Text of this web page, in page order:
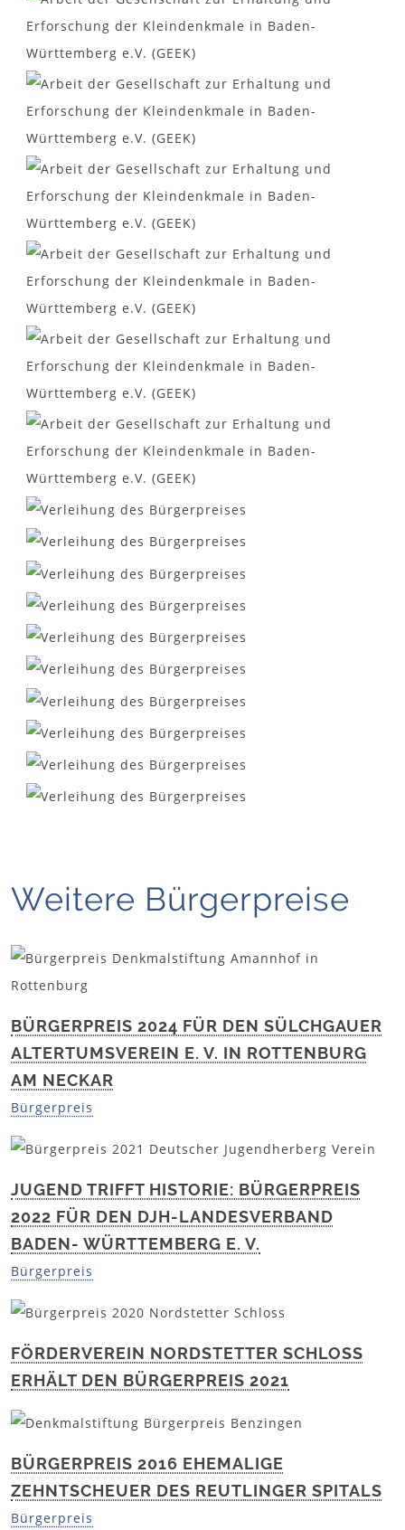
Weitere Bürgerpreise
BÜRGERPREIS 2024 FÜR DEN SÜLCHGAUER
ALTERTUMSVEREIN E. V. IN ROTTENBURG
AM NECKAR
Bürgerpreis
JUGEND TRIFFT HISTORIE: BÜRGERPREIS
2022 FÜR DEN DJH-LANDESVERBAND
BADEN- WÜRTTEMBERG E. V.
Bürgerpreis
FÖRDERVEREIN NORDSTETTER SCHLOSS
ERHÄLT DEN BÜRGERPREIS 2021
BÜRGERPREIS 2016 EHEMALIGE
ZEHNTSCHEUER DES REUTLINGER SPITALS
Bürgerpreis